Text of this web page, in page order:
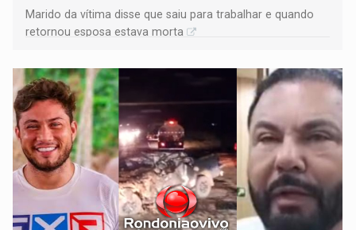
Marido da vítima disse que saiu para trabalhar e quando
retornou esposa estava morta